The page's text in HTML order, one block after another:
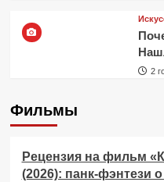
2
Фильмы
Рецензии
Рецензия на фильм
(2026): панк-фэнтези